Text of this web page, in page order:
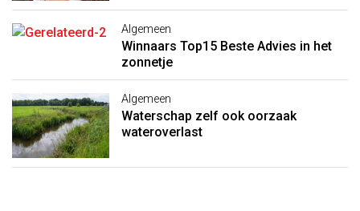
Algemeen
Winnaars Top15 Beste Advies in het
zonnetje
Algemeen
Waterschap zelf ook oorzaak
wateroverlast